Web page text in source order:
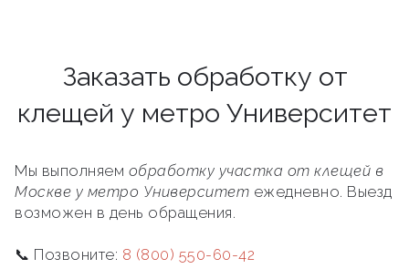
Заказать обработку от
клещей у метро Университет
Мы выполняем обработку участка от клещей в
Москве у метро Университет ежедневно. Выезд
возможен в день обращения.
📞 Позвоните: 8 (800) 550-60-42